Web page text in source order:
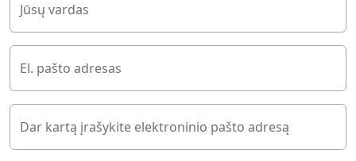
Jūsų vardas
El. pašto adresas
Dar kartą įrašykite elektroninio pašto adresą